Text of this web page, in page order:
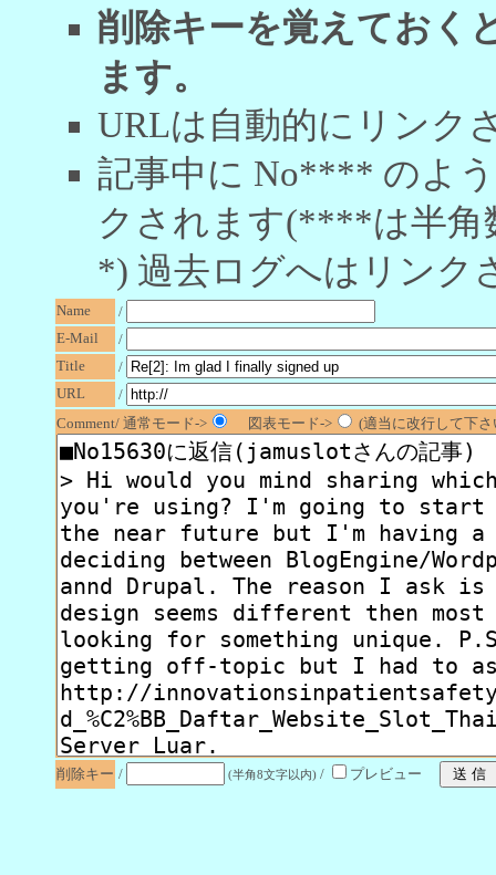
削除キーを覚えておく
ます。
URLは自動的にリンク
記事中に No**** のよ
クされます(****は半角
*) 過去ログへはリンク
Name
/
E-Mail
/
Title
/
URL
/
Comment/ 通常モード->
図表モード-> (適当に改行して下
削除キー / (半角8文字以内) / プレビュー